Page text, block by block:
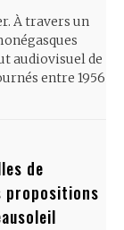
À travers un
audiovisuel de
entre 1956
de
propositions